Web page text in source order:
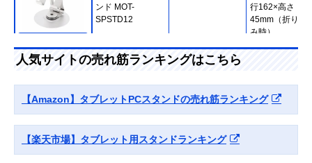
ンド MOT-
SPSTD12
行162×高さ
45mm（折りた
み時）
Amazonで見る
サンワサプライ
ミスタンド PDA-
STN35S
視聴とタイピング
Amazonで見る
人気サイトの売れ筋ランキングはこちら
【Amazon】タブレットPCスタンドの売れ筋ランキング
【楽天市場】タブレット用スタンドランキング